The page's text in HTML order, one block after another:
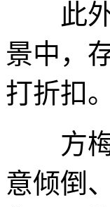
此外
景中，
打折扣。
方梅
意倾倒